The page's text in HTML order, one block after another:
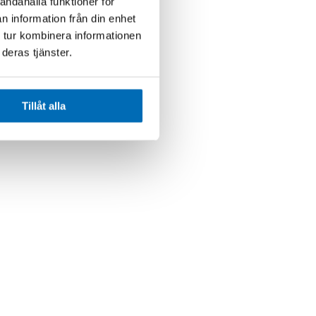
information från din enhet
kombinera informationen
tjänster.
Tillåt alla